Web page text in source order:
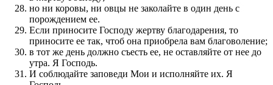
но ни коровы, ни овцы не заколайте в один день с
порождением ее.
Если приносите Господу жертву благодарения, то
приносите ее так, чтоб она приобрела вам благоволение;
в тот же день должно съесть ее, не оставляйте от нее до
утра. Я Господь.
И соблюдайте заповеди Мои и исполняйте их. Я